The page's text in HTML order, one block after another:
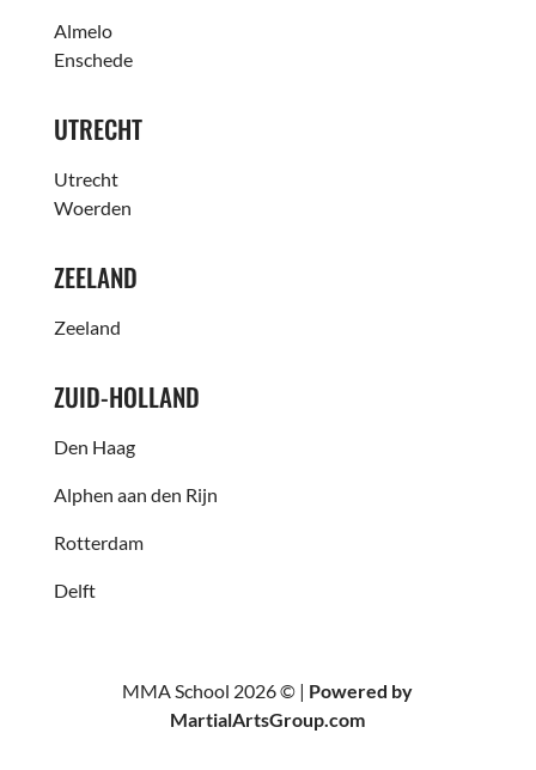
Almelo
Enschede
UTRECHT
Utrecht
Woerden
ZEELAND
Zeeland
ZUID-HOLLAND
Den Haag
Alphen aan den Rijn
Rotterdam
Delft
MMA School 2026 © | Powered by
MartialArtsGroup.com